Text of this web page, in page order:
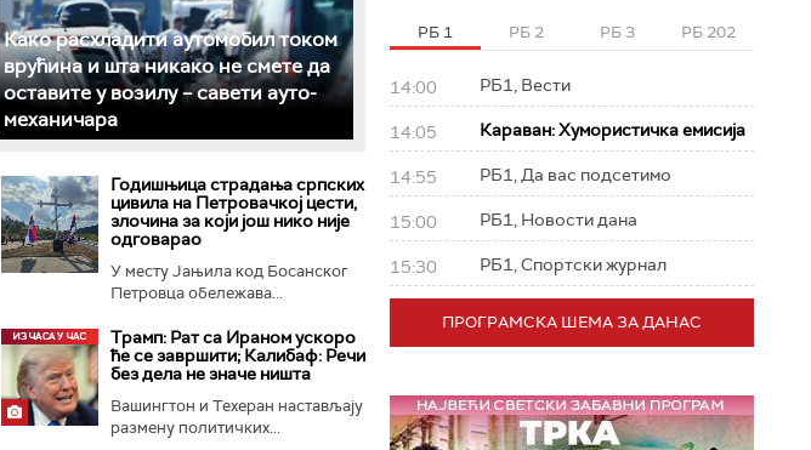
Како расхладити аутомобил током
врућина и шта никако не смете да
оставите у возилу – савети ауто-
механичара
Годишњица страдања српских
цивила на Петровачкој цести,
злочина за који још нико није
одговарао
У месту Јањила код Босанског
Петровца обележава...
Трамп: Рат са Ираном ускоро
ће се завршити; Калибаф: Речи
без дела не значе ништа
Вашингтон и Техеран настављају
размену политичких...
РБ 1 РБ 2 РБ 3 РБ 202
14:00 РБ1, Вести
14:05 Караван: Хумористичка емисија
14:55 РБ1, Да вас подсетимо
15:00 РБ1, Новости дана
15:30 РБ1, Спортски журнал
ПРОГРАМСКА ШЕМА ЗА ДАНАС